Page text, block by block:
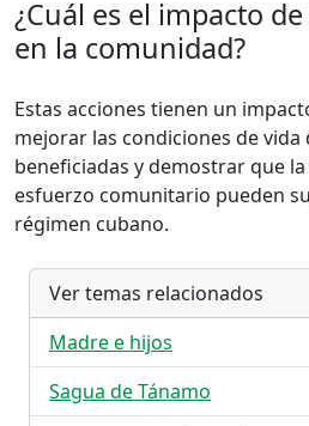
¿Cuál es el impacto
en la comunidad?
Estas acciones tienen un
mejorar las condiciones de vida
beneficiadas y demostrar que
esfuerzo comunitario pueden
régimen cubano.
Ver temas relacionados
Madre e hijos
Sagua de Tánamo